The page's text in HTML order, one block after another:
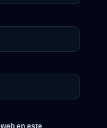
en este